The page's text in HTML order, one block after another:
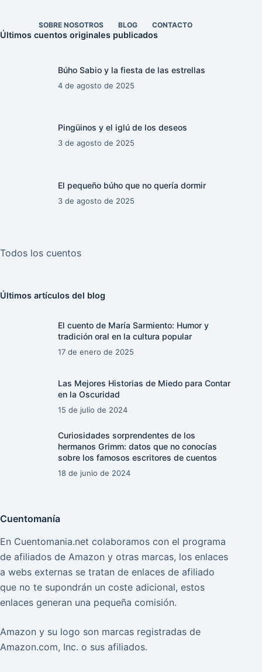
SOBRE NOSOTROS BLOG CONTACTO
Últimos cuentos originales publicados
Búho Sabio y la fiesta de las estrellas
4 de agosto de 2025
Pingüinos y el iglú de los deseos
3 de agosto de 2025
El pequeño búho que no quería dormir
3 de agosto de 2025
Todos los cuentos
Últimos artículos del blog
El cuento de María Sarmiento: Humor y
tradición oral en la cultura popular
17 de enero de 2025
Las Mejores Historias de Miedo para Contar
en la Oscuridad
15 de julio de 2024
Curiosidades sorprendentes de los
hermanos Grimm: datos que no conocías
sobre los famosos escritores de cuentos
18 de junio de 2024
Cuentomanía
En Cuentomania.net colaboramos con el programa
de afiliados de Amazon y otras marcas, los enlaces
a webs externas se tratan de enlaces de afiliado
que no te supondrán un coste adicional, estos
enlaces generan una pequeña comisión.
Amazon y su logo son marcas registradas de
Amazon.com, Inc. o sus afiliados.